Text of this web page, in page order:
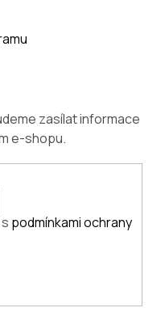
zasílat informace
e-shopu.
podmínkami ochrany